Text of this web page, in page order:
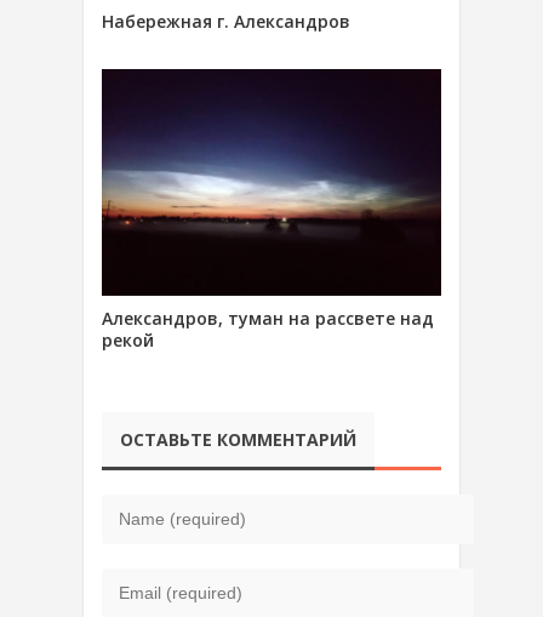
Набережная г. Александров
Александров, туман на рассвете над
рекой
ОСТАВЬТЕ КОММЕНТАРИЙ